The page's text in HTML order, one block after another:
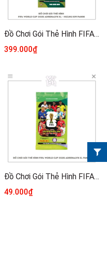
Đồ Chơi Gói Thẻ Hình FIFA World Cup 2026 Adrenalyn XL - Hoàng Kim PANINI
399.000₫
Đồ Chơi Gói Thẻ Hình FIFA World Cup 2026 Adrenalyn XL PANINI - PACK
49.000₫